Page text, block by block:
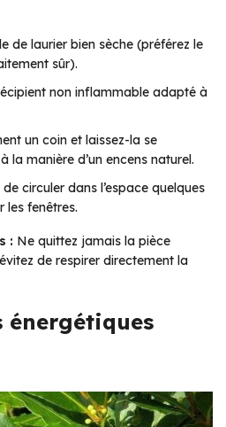
de laurier bien sèche (préférez le
sûr).
non inflammable adapté à
un coin et laissez-la se
la manière d’un encens naturel.
circuler dans l’espace quelques
les fenêtres.
: Ne quittez jamais la pièce
de respirer directement la
énergétiques